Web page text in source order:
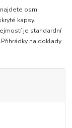
osm
kapsy.
je standardní
na doklady